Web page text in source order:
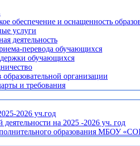
обеспечение и оснащенность
услуги
деятельность
перевода обучающихся
обучающихся
организации
и требования
2026 уч.год
на 2025 -2026 уч. год
образования МБОУ